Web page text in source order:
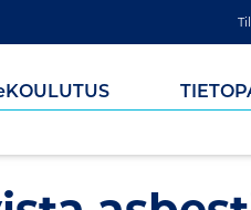
KOULUTUS